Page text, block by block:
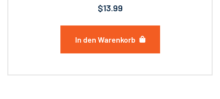
$13.99
In den Warenkorb